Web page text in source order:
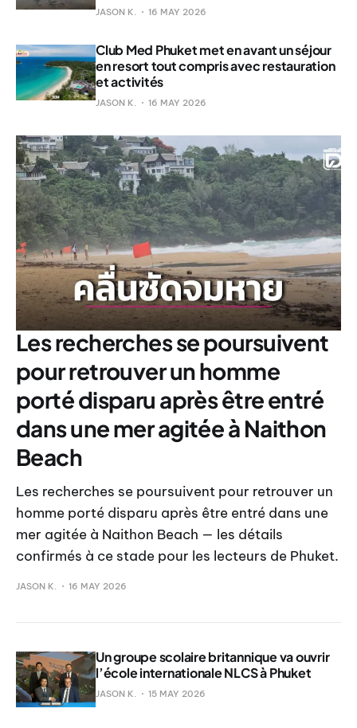
JASON K. 16 MAY 2026
Club Med Phuket met en avant un séjour
en resort tout compris avec restauration
et activités
JASON K. 16 MAY 2026
Les recherches se poursuivent
pour retrouver un homme
porté disparu après être entré
dans une mer agitée à Naithon
Beach
Les recherches se poursuivent pour retrouver un
homme porté disparu après être entré dans une
mer agitée à Naithon Beach — les détails
confirmés à ce stade pour les lecteurs de Phuket.
JASON K. 16 MAY 2026
Un groupe scolaire britannique va ouvrir
l’école internationale NLCS à Phuket
JASON K. 15 MAY 2026